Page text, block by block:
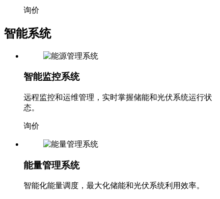
询价
智能系统
智能监控系统
远程监控和运维管理，实时掌握储能和光伏系统运行状
态。
询价
能量管理系统
智能化能量调度，最大化储能和光伏系统利用效率。